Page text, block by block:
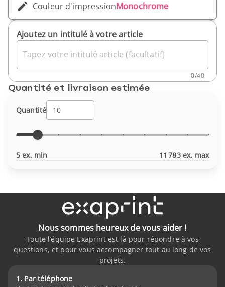
Couleur d'impressionMonochrome
Ajoutez un intitulé à votre article
Tapez votre intitulé article (facultatif)
0/40
Quantité et livraison estimée
Quantité
5 ex. min 11 783 ex. max
Nous sommes heureux de vous aider !
Toute l’équipe Exaprint est là pour répondre à vos
questions, et pour vous accompagner tout au long de vos
projets.
1. Par téléphone